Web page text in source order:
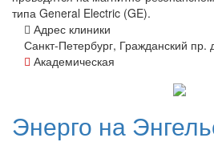
типа General Electric (GE).
Адрес клиники
Санкт-Петербург, Гражданский пр.
Академическая
Энерго на